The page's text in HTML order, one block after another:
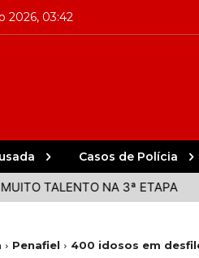
2026, 03:42
Casos de Polícia
NA 3ª ETAPA
Penafiel 400 idosos em